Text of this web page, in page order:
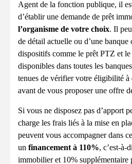
Agent de la fonction publique, il
d’établir une demande de prêt
l’organisme de votre choix. Il
de détail actuelle ou d’une banque
dispositifs comme le prêt PTZ et
disponibles dans toutes les
tenues de vérifier votre éligibilité à
avant de vous proposer une offre
Si vous ne disposez pas d’apport
charge les frais liés à la mise en
peuvent vous accompagner dans
un financement à 110%, c’est-à-
immobilier et 10% supplémentaire